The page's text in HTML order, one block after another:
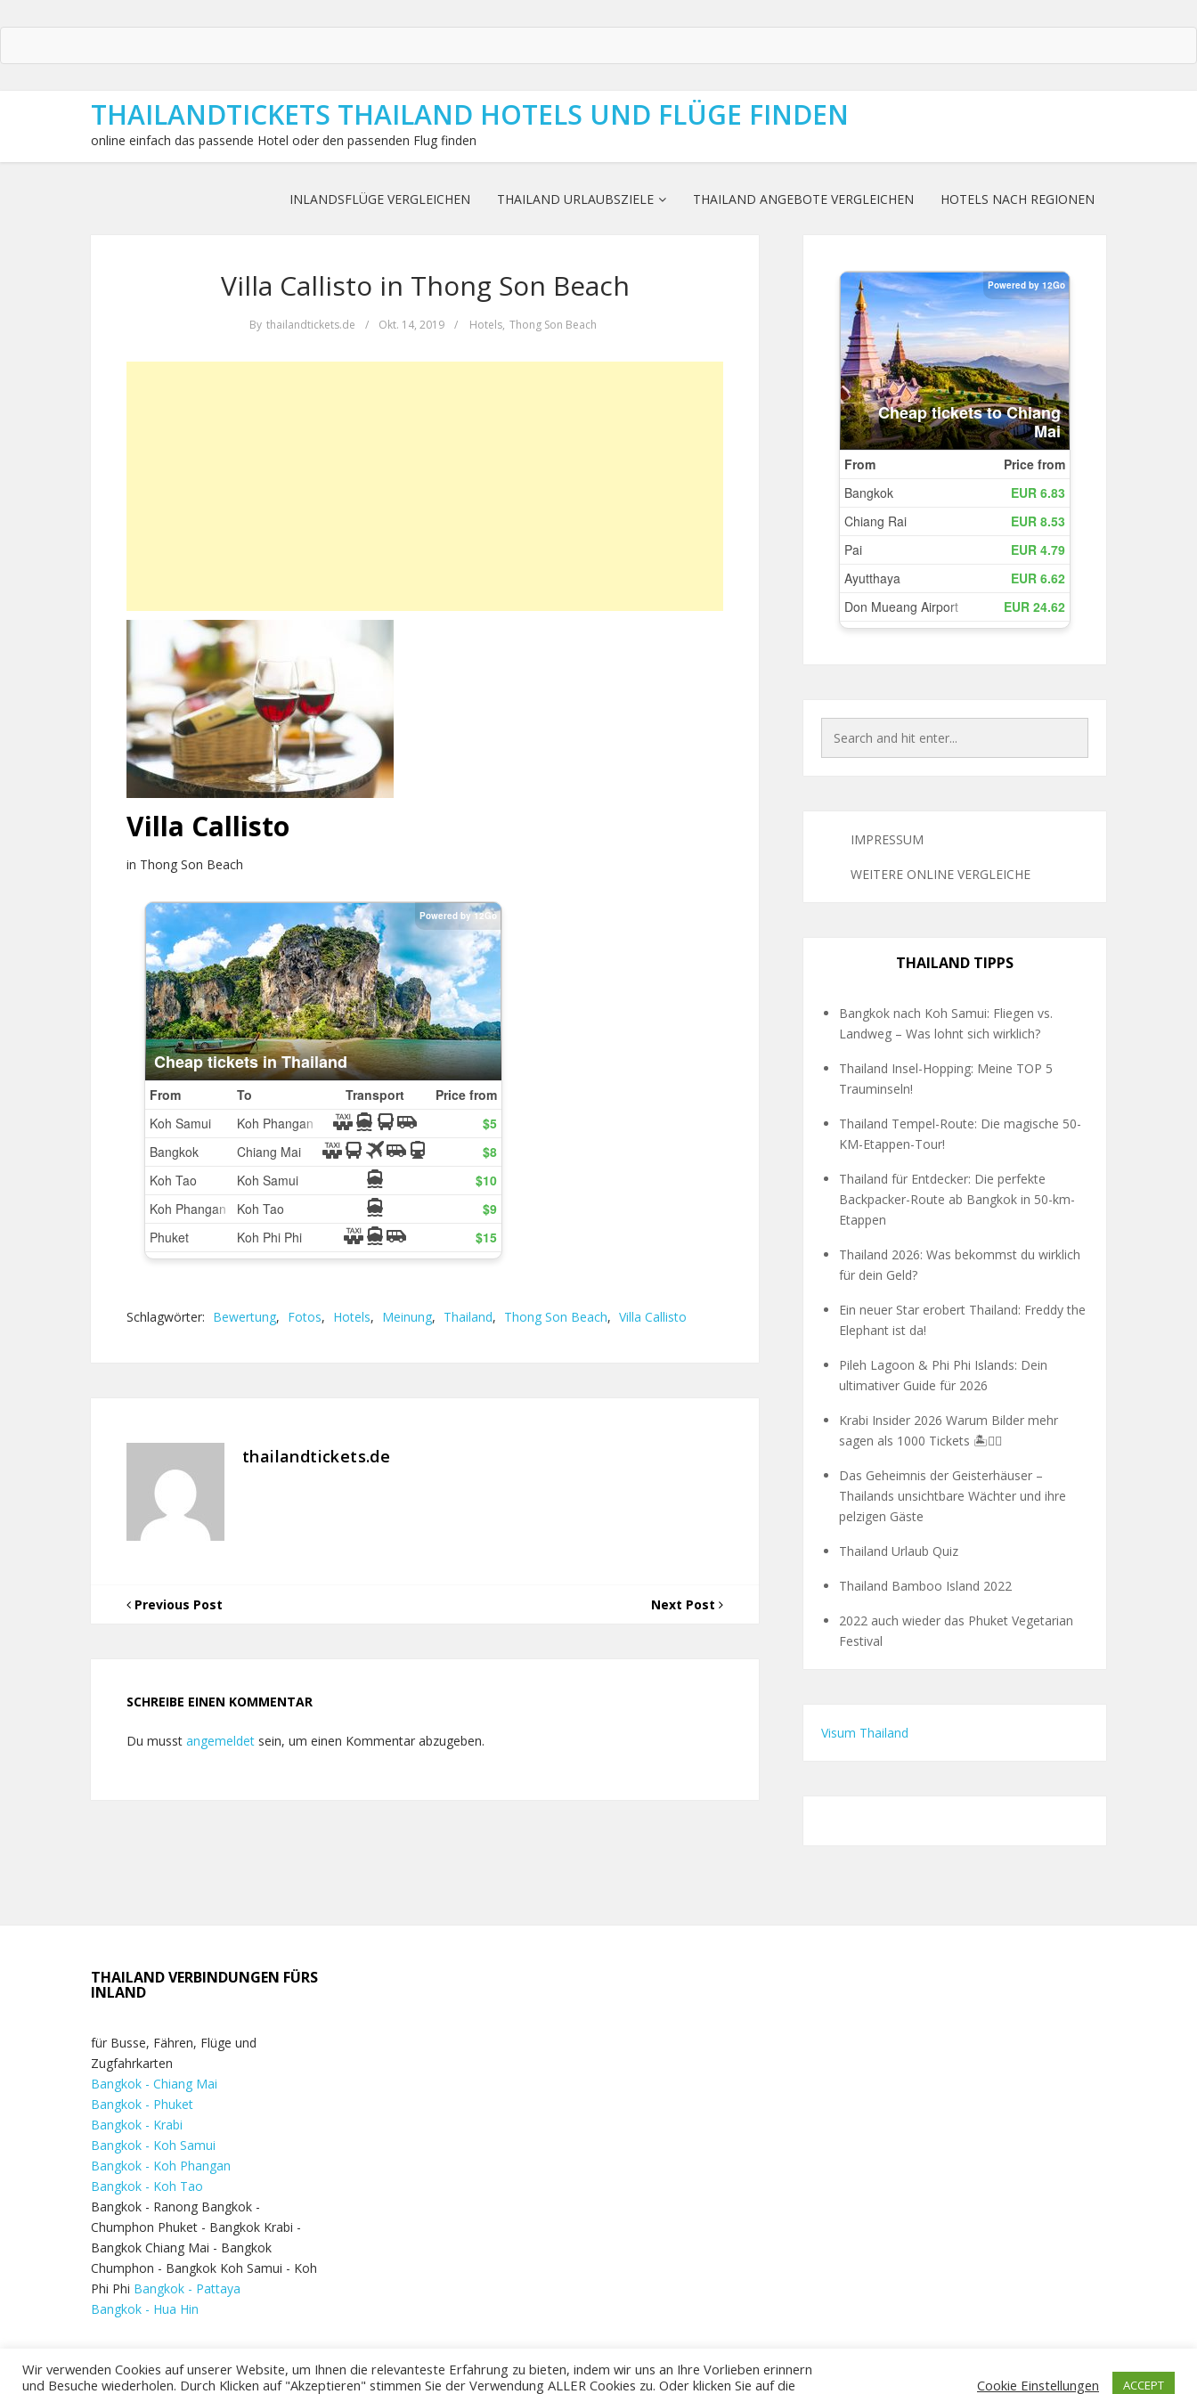
THAILANDTICKETS THAILAND HOTELS UND FLÜGE FINDEN
online einfach das passende Hotel oder den passenden Flug finden
INLANDSFLÜGE VERGLEICHEN THAILAND URLAUBSZIELE THAILAND ANGEBOTE VERGLEICHEN HOTELS NACH REGIONEN
Villa Callisto in Thong Son Beach
By thailandtickets.de / Okt. 14, 2019 / Hotels, Thong Son Beach
Villa Callisto
in Thong Son Beach
Schlagwörter: Bewertung, Fotos, Hotels, Meinung, Thailand, Thong Son Beach, Villa Callisto
thailandtickets.de
Previous Post Next Post
SCHREIBE EINEN KOMMENTAR
Du musst angemeldet sein, um einen Kommentar abzugeben.
IMPRESSUM
WEITERE ONLINE VERGLEICHE
THAILAND TIPPS
Bangkok nach Koh Samui: Fliegen vs.
Landweg – Was lohnt sich wirklich?
Thailand Insel-Hopping: Meine TOP 5
Trauminseln!
Thailand Tempel-Route: Die magische 50-
KM-Etappen-Tour!
Thailand für Entdecker: Die perfekte
Backpacker-Route ab Bangkok in 50-km-
Etappen
Thailand 2026: Was bekommst du wirklich
für dein Geld?
Ein neuer Star erobert Thailand: Freddy the
Elephant ist da!
Pileh Lagoon & Phi Phi Islands: Dein
ultimativer Guide für 2026
Krabi Insider 2026 Warum Bilder mehr
sagen als 1000 Tickets 🏝️🧗‍♂️
Das Geheimnis der Geisterhäuser –
Thailands unsichtbare Wächter und ihre
pelzigen Gäste
Thailand Urlaub Quiz
Thailand Bamboo Island 2022
2022 auch wieder das Phuket Vegetarian
Festival
Visum Thailand
THAILAND VERBINDUNGEN FÜRS
INLAND
für Busse, Fähren, Flüge und
Zugfahrkarten
Bangkok - Chiang Mai
Bangkok - Phuket
Bangkok - Krabi
Bangkok - Koh Samui
Bangkok - Koh Phangan
Bangkok - Koh Tao
Bangkok - Ranong Bangkok -
Chumphon Phuket - Bangkok Krabi -
Bangkok Chiang Mai - Bangkok
Chumphon - Bangkok Koh Samui - Koh
Phi Phi Bangkok - Pattaya
Bangkok - Hua Hin
Wir verwenden Cookies auf unserer Website, um Ihnen die relevanteste Erfahrung zu bieten, indem wir uns an Ihre Vorlieben erinnern
und Besuche wiederholen. Durch Klicken auf "Akzeptieren" stimmen Sie der Verwendung ALLER Cookies zu. Oder klicken Sie auf die
Cookie Einstellungen ACCEPT